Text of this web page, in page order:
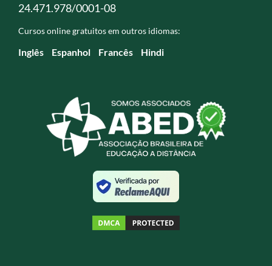
24.471.978/0001-08
Cursos online gratuitos em outros idiomas:
Inglês Espanhol Francês Hindi